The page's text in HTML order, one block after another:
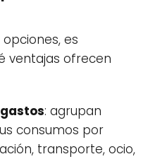
es
ventajas ofrecen
: agrupan
consumos por
transporte, ocio,